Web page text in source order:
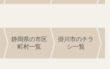
静岡県の市区
町村一覧
掛川市のチラ
シ一覧